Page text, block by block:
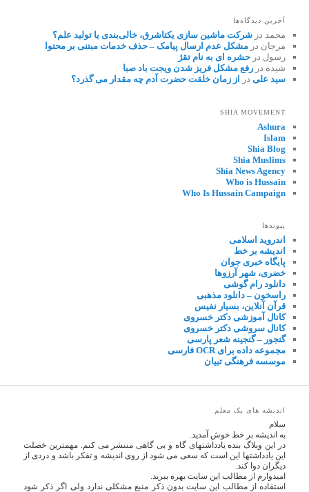
آخرین دیدگاه‌ها
محمد درشرکت ماشین سازی یکتاشرق، خالی‌بندی یا تولید علم؟
مرجان درمشکل عدم ارسال پیامک – حذف خدمات مبتنی بر محتوا
رسول درحشره ای به نام تقژ
شیده دررفع مشکل فریز شدن ویجت باد صبا
سید علی در از زمان خلقت حضرت آدم چه مقدار می گذرد؟
SHIA MOVEMENT
Ashura
Islam
Shia Blog
Shia Muslims
Shia News Agency
Who is Hussain
Who Is Hussain Campaign
پیوندها
اندروید اسلامی
اندیشه بر خط
پایگاه خبری جوان
خضری، شهر آرزوها
دانلود رام گوشی
راسخون – دانلود مذهبی
قرآن آنلاین، بسیار نفیس
کانال آموزشی دکتر خسروی
کانال سروشی دکتر خسروی
گنجور – گنجینه شعر پارسی
مجموعه داده برای OCR فارسی
موسسه فرهنگی تبیان
اندیشه های یک معلم
سلام
به اندیشه بر خط خوش آمدید.
در این وبلاگ بنده یادداشتهای گاه و بی گاهی منتشر می کنم. مهمترین خصلت
این یادداشتها این است که سعی می شود از روی اندیشه و تفکر باشد و دردی از
دیگران دوا کند.
امیدوارم از مطالب این سایت بهره ببرید.
استفاده از مطالب این سایت بدون ذکر منبع مشکلی ندارد ولی اگر ذکر شود